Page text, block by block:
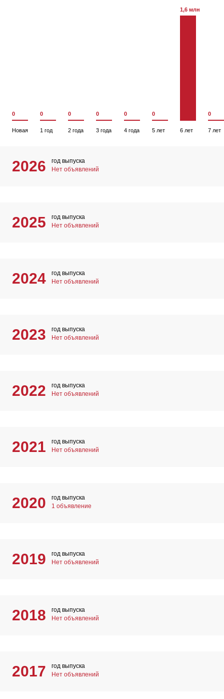
0
Новая
0
1 год
0
2 года
0
3 года
0
4 года
0
5 лет
1,6 млн
6 лет
0
7 лет
2026
год выпуска
Нет объявлений
2025
год выпуска
Нет объявлений
2024
год выпуска
Нет объявлений
2023
год выпуска
Нет объявлений
2022
год выпуска
Нет объявлений
2021
год выпуска
Нет объявлений
2020
год выпуска
1 объявление
2019
год выпуска
Нет объявлений
2018
год выпуска
Нет объявлений
2017
год выпуска
Нет объявлений